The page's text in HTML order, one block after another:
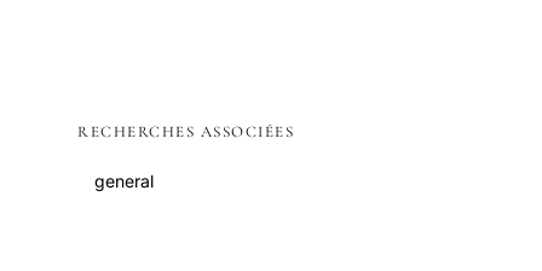
RECHERCHES ASSOCIÉES
general